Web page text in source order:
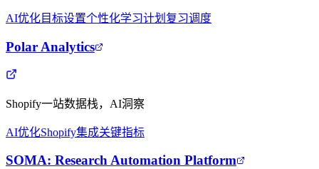
AI优化目标设置个性化学习计划 复习调度
Polar Analytics
Shopify一站数据栈，AI洞察
AI优化Shopify集成关键指标
SOMA: Research Automation Platform